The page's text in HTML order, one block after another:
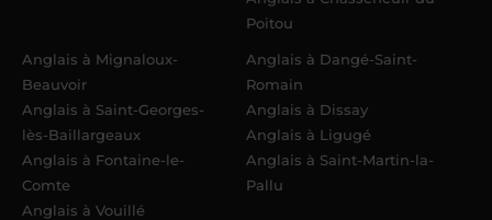
Poitou
Anglais à Mignaloux-
Beauvoir
Anglais à Saint-Georges-
lès-Baillargeaux
Anglais à Fontaine-le-
Comte
Anglais à Vouillé
Anglais à Dangé-Saint-
Romain
Anglais à Dissay
Anglais à Ligugé
Anglais à Saint-Martin-la-
Pallu